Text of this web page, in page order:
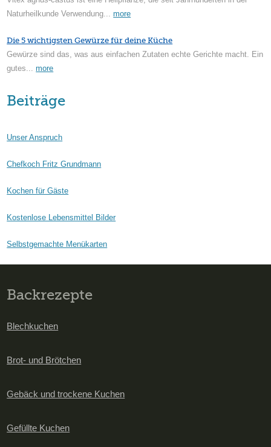
Naturheilkunde Verwendung...more
Die 5 wichtigsten Gewürze für deine Küche
Gewürze sind das, was aus einfachen Zutaten echte Gerichte macht. Ein
gutes...more
Beiträge
Unser Anspruch
Chefkoch Fritz Grundmann
Kochen für Gäste
Kostenlose Lebensmittel Bilder
Selbstgemachte Menükarten
Backrezepte
Blechkuchen
Brot- und Brötchen
Gebäck und trockene Kuchen
Gefüllte Kuchen